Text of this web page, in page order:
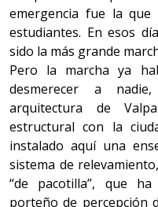
emergencia fue la
estudiantes. En esos
sido la más grande
Pero la marcha ya
desmerecer a
arquitectura de
estructural con la
instalado aquí una
sistema de
“de pacotilla”, que
porteño de percepción